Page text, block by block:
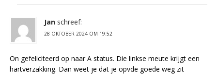
Jan schreef:
28 OKTOBER 2024 OM 19:52
On gefeliciteerd op naar A status. Die linkse meute krijgt een
hartverzakking. Dan weet je dat je opvde goede weg zit